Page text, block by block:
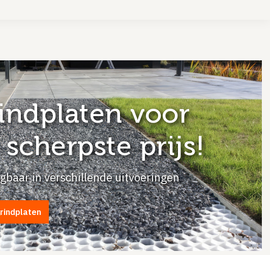
voor
prijs!
in verschillende uitvoeringen